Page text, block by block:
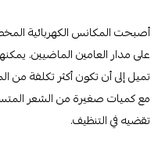
أصبحت المكانس الكهربائية
على مدار العامين الماضيين.
تميل إلى أن تكون أكثر تكلفة من
مع كميات صغيرة من الشعر
تقضيه في التنظيف.